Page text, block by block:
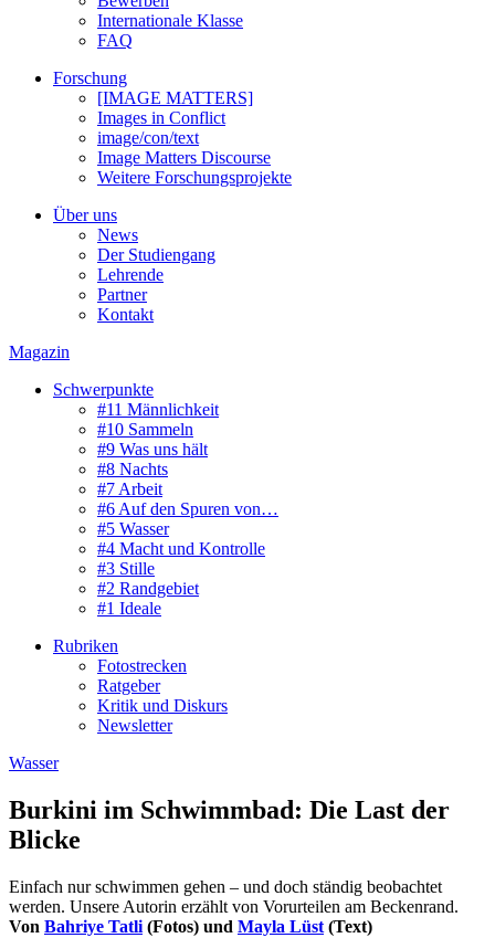
Internationale Klasse
FAQ
Forschung
[IMAGE MATTERS]
Images in Conflict
image/con/text
Image Matters Discourse
Weitere Forschungsprojekte
Über uns
News
Der Studiengang
Lehrende
Partner
Kontakt
Magazin
Schwerpunkte
#11 Männlichkeit
#10 Sammeln
#9 Was uns hält
#8 Nachts
#7 Arbeit
#6 Auf den Spuren von…
#5 Wasser
#4 Macht und Kontrolle
#3 Stille
#2 Randgebiet
#1 Ideale
Rubriken
Fotostrecken
Ratgeber
Kritik und Diskurs
Newsletter
Wasser
Burkini im Schwimmbad: Die Last der
Blicke
Einfach nur schwimmen gehen – und doch ständig beobachtet
werden. Unsere Autorin erzählt von Vorurteilen am Beckenrand.
Von Bahriye Tatli (Fotos) und Mayla Lüst (Text)